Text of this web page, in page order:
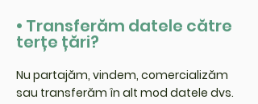
• Transferăm datele către
terțe țări?
Nu partajăm, vindem, comercializăm
sau transferăm în alt mod datele dvs.